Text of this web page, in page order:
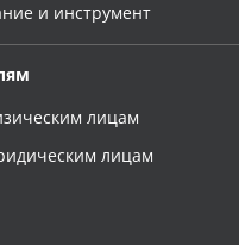
и инструмент
лицам
лицам